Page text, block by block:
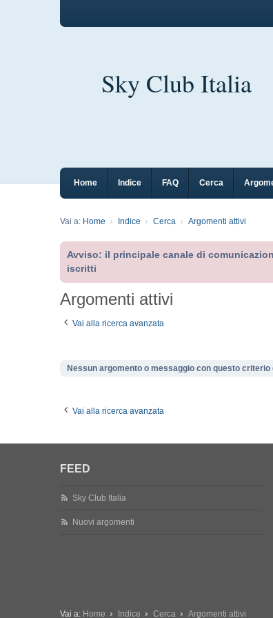
Sky Club Italia
Home Indice FAQ Cerca
Vai a: Home Indice Cerca Argomenti attivi
Avviso: il principale canale di
iscritti
Argomenti attivi
Vai alla ricerca avanzata
Nessun argomento o messaggio con questo criterio
Vai alla ricerca avanzata
FEED
Sky Club Italia
Nuovi argomenti
Vai a: Home Indice Cerca Argomenti attivi